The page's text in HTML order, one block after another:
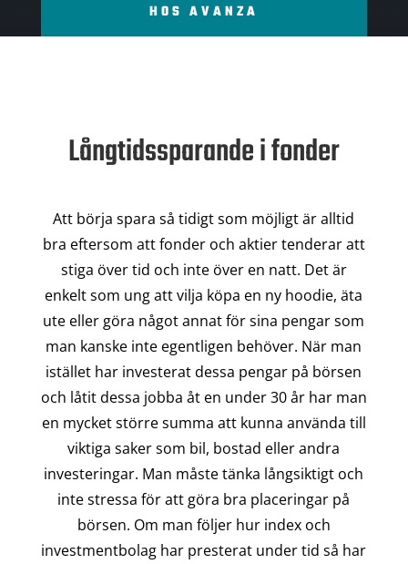
HOS AVANZA
Långtidssparande i fonder
Att börja spara så tidigt som möjligt är alltid
bra eftersom att fonder och aktier tenderar att
stiga över tid och inte över en natt. Det är
enkelt som ung att vilja köpa en ny hoodie, äta
ute eller göra något annat för sina pengar som
man kanske inte egentligen behöver. När man
istället har investerat dessa pengar på börsen
och låtit dessa jobba åt en under 30 år har man
en mycket större summa att kunna använda till
viktiga saker som bil, bostad eller andra
investeringar. Man måste tänka långsiktigt och
inte stressa för att göra bra placeringar på
börsen. Om man följer hur index och
investmentbolag har presterat under tid så har